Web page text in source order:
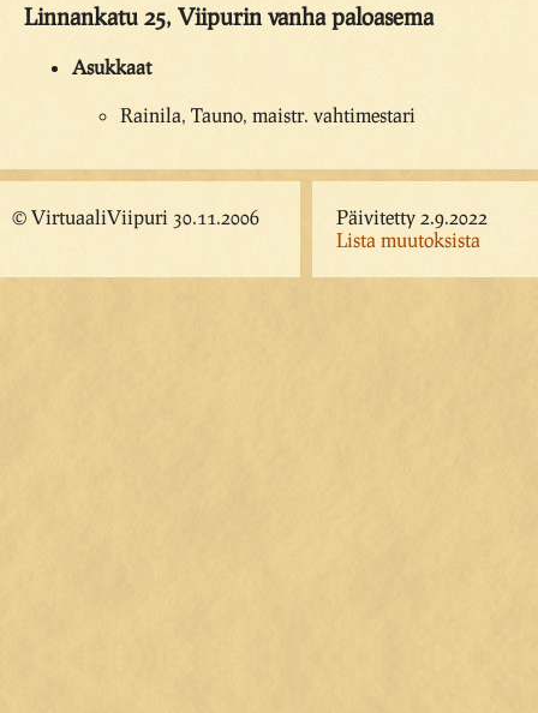
Linnankatu 25, Viipurin vanha paloasema
Asukkaat
Rainila, Tauno, maistr. vahtimestari
© VirtuaaliViipuri 30.11.2006
Päivitetty 2.9.2022
Lista muutoksista